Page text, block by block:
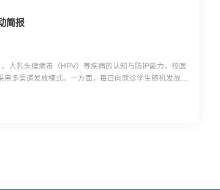
简报
人乳头瘤病毒（HPV）等疾病的认知与防护能力，校医
多渠道发放模式。一方面，每日向就诊学生随机发放宣